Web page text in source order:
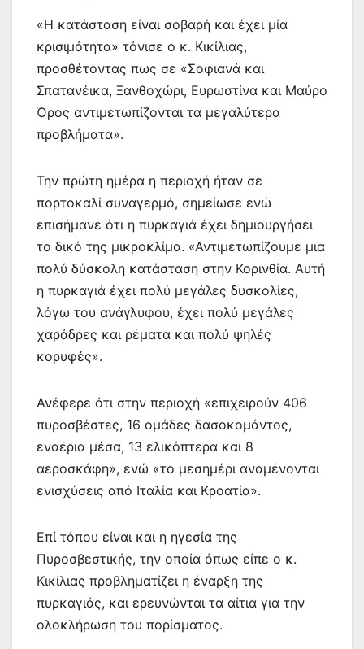
«Η κατάσταση είναι σοβαρή και έχει μία
κρισιμότητα» τόνισε ο κ. Κικίλιας,
προσθέτοντας πως σε «Σοφιανά και
Σπατανέικα, Ξανθοχώρι, Ευρωστίνα και Μαύρο
Όρος αντιμετωπίζονται τα μεγαλύτερα
προβλήματα».
Την πρώτη ημέρα η περιοχή ήταν σε
πορτοκαλί συναγερμό, σημείωσε ενώ
επισήμανε ότι η πυρκαγιά έχει δημιουργήσει
το δικό της μικροκλίμα. «Αντιμετωπίζουμε μια
πολύ δύσκολη κατάσταση στην Κορινθία. Αυτή
η πυρκαγιά έχει πολύ μεγάλες δυσκολίες,
λόγω του ανάγλυφου, έχει πολύ μεγάλες
χαράδρες και ρέματα και πολύ ψηλές
κορυφές».
Ανέφερε ότι στην περιοχή «επιχειρούν 406
πυροσβέστες, 16 ομάδες δασοκομάντος,
εναέρια μέσα, 13 ελικόπτερα και 8
αεροσκάφη», ενώ «το μεσημέρι αναμένονται
ενισχύσεις από Ιταλία και Κροατία».
Επί τόπου είναι και η ηγεσία της
Πυροσβεστικής, την οποία όπως είπε ο κ.
Κικίλιας προβληματίζει η έναρξη της
πυρκαγιάς, και ερευνώνται τα αίτια για την
ολοκλήρωση του πορίσματος.